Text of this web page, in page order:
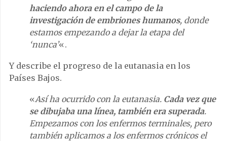
haciendo ahora en el campo de la
investigación de embriones humanos, donde
estamos empezando a dejar la etapa del
‘nunca’«.
Y describe el progreso de la eutanasia en los
Países Bajos.
«Así ha ocurrido con la eutanasia. Cada vez que
se dibujaba una línea, también era superada.
Empezamos con los enfermos terminales, pero
también aplicamos a los enfermos crónicos el